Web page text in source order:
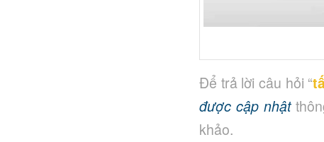
Để trả lời câu hỏi “
được cập nhật
khảo.